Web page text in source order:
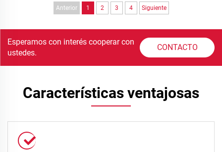
Anterior 1 2 3 4 Siguiente
Esperamos con interés cooperar con
ustedes.
CONTACTO
Características ventajosas